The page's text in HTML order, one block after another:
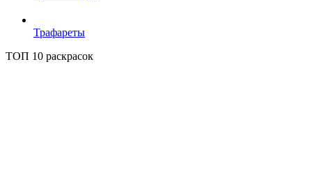
Трафареты
ТОП 10 раскрасок